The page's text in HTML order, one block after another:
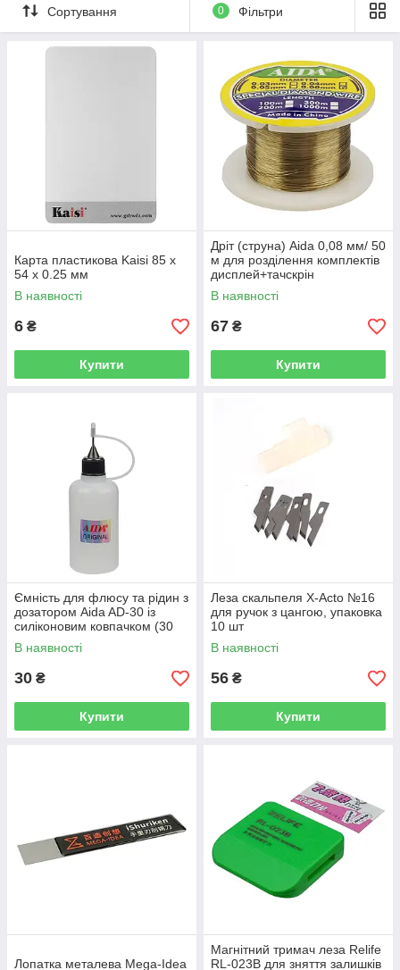
Сортування 0 Фільтри
Карта пластикова Kaisi 85 x
54 x 0.25 мм
В наявності
6 ₴
Купити
Дріт (струна) Aida 0,08 мм/ 50
м для розділення комплектів
дисплей+тачскрін
В наявності
67 ₴
Купити
Ємність для флюсу та рідин з
дозатором Aida AD-30 із
силіконовим ковпачком (30
ml)
В наявності
30 ₴
Купити
Леза скальпеля X-Acto №16
для ручок з цангою, упаковка
10 шт
В наявності
56 ₴
Купити
Лопатка металева Mega-Idea
Магнітний тримач леза Relife
RL-023B для зняття залишків